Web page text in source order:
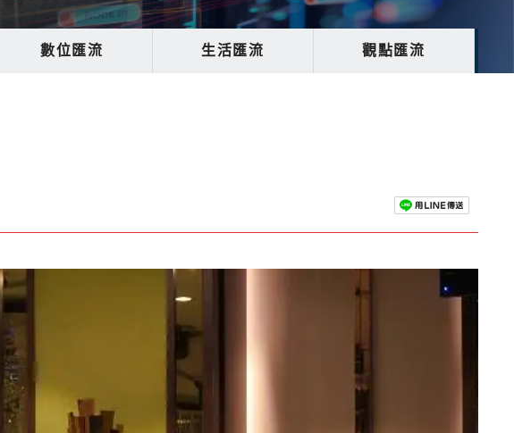
數位匯流 生活匯流 觀點匯流